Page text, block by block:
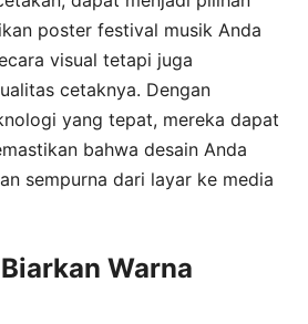
poster festival musik Anda
visual tetapi juga
cetaknya. Dengan
yang tepat, mereka dapat
bahwa desain Anda
sempurna dari layar ke media
Warna